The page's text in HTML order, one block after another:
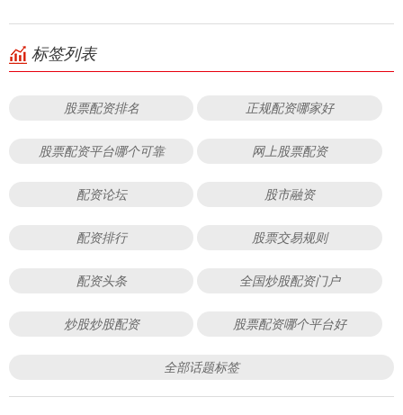
标签列表
股票配资排名 正规配资哪家好
股票配资平台哪个可靠 网上股票配资
配资论坛 股市融资
配资排行 股票交易规则
配资头条 全国炒股配资门户
炒股炒股配资 股票配资哪个平台好
全部话题标签